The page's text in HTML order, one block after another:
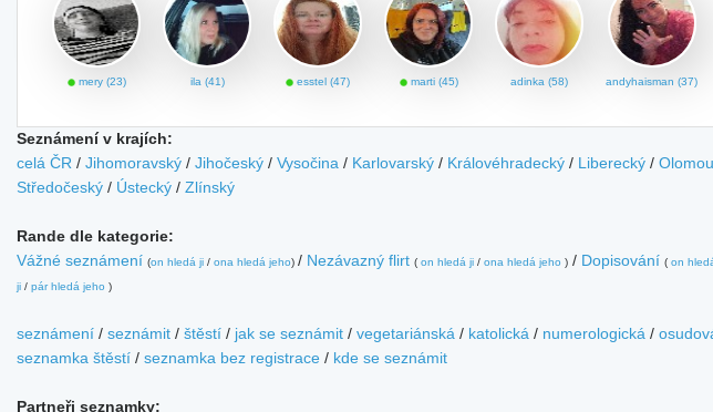
mery (23) ila (41) esstel (47) marti (45) adinka (58) andyhaisman (37)
Seznámení v krajích:
celá ČR / Jihomoravský / Jihočeský / Vysočina / Karlovarský / Královéhradecký / Liberecký /
Středočeský / Ústecký / Zlínský
Rande dle kategorie:
Vážné seznámení (on hledá ji / ona hledá jeho) / Nezávazný flirt ( on hledá ji / ona hledá jeho ) / Dopisování ( on
ji / pár hledá jeho )
seznámení / seznámit / štěstí / jak se seznámit / vegetariánská / katolická / numerologická /
seznamka štěstí / seznamka bez registrace / kde se seznámit
Partneři seznamky: